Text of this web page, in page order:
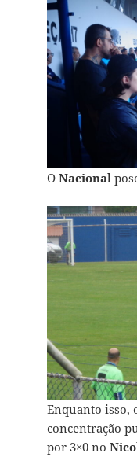
O Nacional
Enquanto isso,
concentração
por 3×0 no